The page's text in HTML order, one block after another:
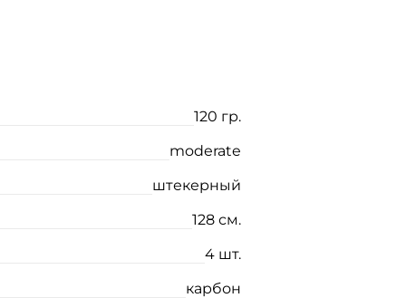
120 гр.
moderate
штекерный
128 см.
4 шт.
карбон